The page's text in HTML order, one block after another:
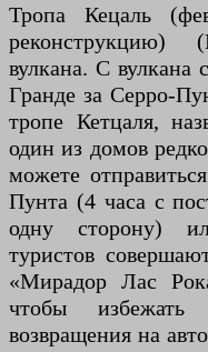
Тропа Кецаль
реконструкцию)
вулкана. С вулкана
Гранде за Серро-
тропе Кетцаля,
один из домов
можете
Пунта (4 часа с
одну сторону)
туристов
«Мирадор Лас
чтобы избежать
возвращения на